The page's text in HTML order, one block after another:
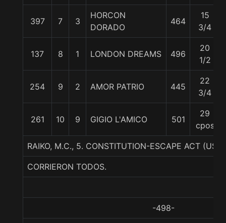
397 7 3
HORCON
DORADO
464
15
3/4
137 8 1 LONDON DREAMS 496
20
1/2
254 9 2 AMOR PATRIO 445
22
3/4
261 10 9 GIGIO L'AMICO 501
29
cpos
RAIKO, M.C., 5. CONSTITUTION-ESCAPE ACT
CORRIERON TODOS.
-498-